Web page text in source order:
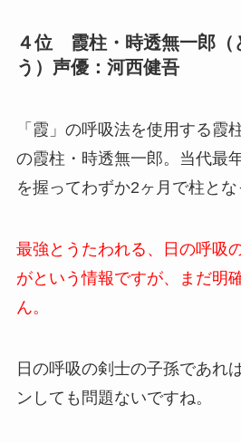
４位 霞柱・時透無一郎（
う）声優：河西健吾
「霞」の呼吸法を使用する霞
の霞柱・時透無一郎。当代最
を握ってわずか2ヶ月で柱とな
最強とうたわれる、日の呼吸
がという情報ですが、まだ明
ん。
日の呼吸の剣士の子孫であれ
ンしても問題ないですね。